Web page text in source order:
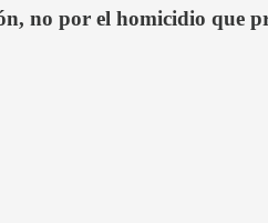
no por el homicidio que